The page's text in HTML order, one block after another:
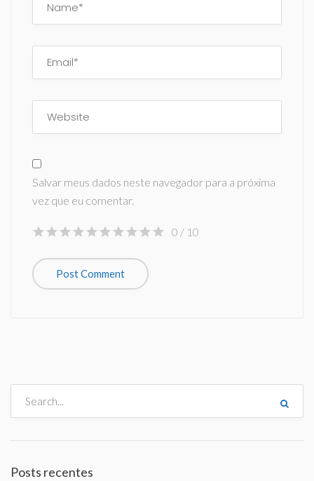
Salvar meus dados neste navegador para a próxima
vez que eu comentar.
0 / 10
Posts recentes